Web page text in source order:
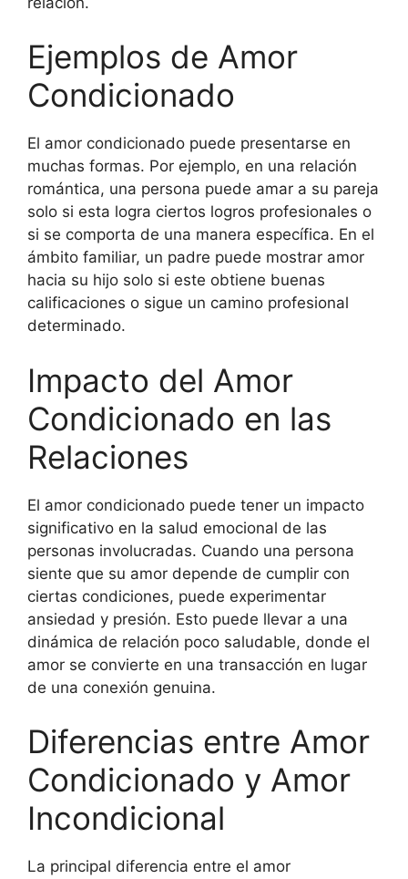
Ejemplos de Amor
Condicionado
El amor condicionado puede presentarse en
muchas formas. Por ejemplo, en una relación
romántica, una persona puede amar a su pareja
solo si esta logra ciertos logros profesionales o
si se comporta de una manera específica. En el
ámbito familiar, un padre puede mostrar amor
hacia su hijo solo si este obtiene buenas
calificaciones o sigue un camino profesional
determinado.
Impacto del Amor
Condicionado en las
Relaciones
El amor condicionado puede tener un impacto
significativo en la salud emocional de las
personas involucradas. Cuando una persona
siente que su amor depende de cumplir con
ciertas condiciones, puede experimentar
ansiedad y presión. Esto puede llevar a una
dinámica de relación poco saludable, donde el
amor se convierte en una transacción en lugar
de una conexión genuina.
Diferencias entre Amor
Condicionado y Amor
Incondicional
La principal diferencia entre el amor